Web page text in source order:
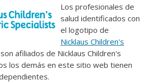
Los profesionales de
salud identificados con
el logotipo de
Nicklaus Children's
son afiliados de Nicklaus Children's
los demás en este sitio web tienen